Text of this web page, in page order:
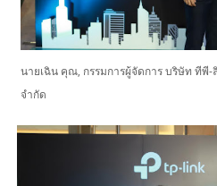
นายเฉิน คุณ, กรรมการผู้จัดการ บริษัท ทีพี-
จำกัด